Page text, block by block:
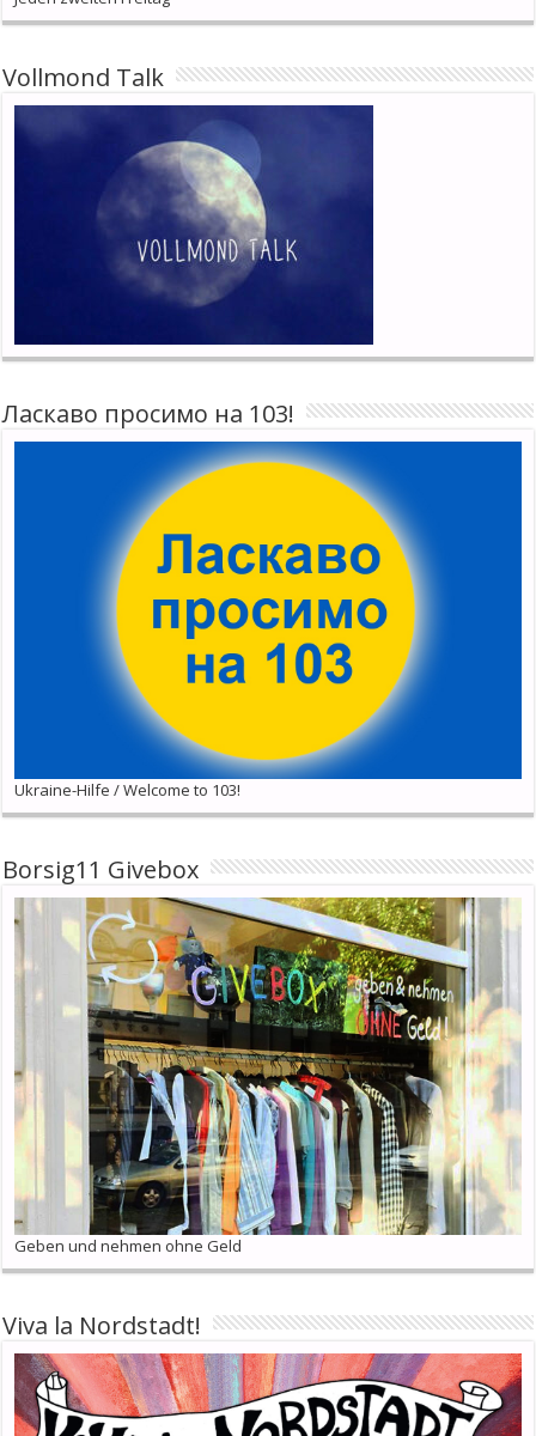
Vollmond Talk
Ласкаво просимо на 103!
Ukraine-Hilfe / Welcome to 103!
Borsig11 Givebox
Geben und nehmen ohne Geld
Viva la Nordstadt!